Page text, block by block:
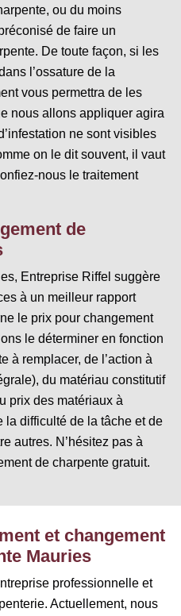
ou du moins
de faire un
De toute façon, si les
l’ossature de la
vous permettra de les
nous allons appliquer agira
ne sont visibles
on le dit souvent, il vaut
nous le traitement
de
Entreprise Riffel suggère
à un meilleur rapport
le prix pour changement
le déterminer en fonction
à remplacer, de l’action à
du matériau constitutif
prix des matériaux à
la difficulté de la tâche et de
autres. N’hésitez pas à
de charpente gratuit.
et changement
Mauries
professionnelle et
Actuellement, nous